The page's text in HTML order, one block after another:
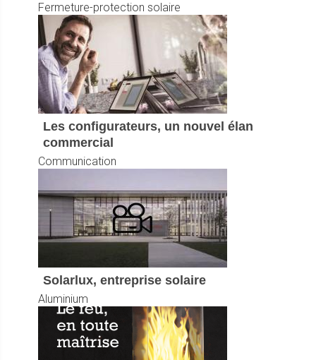
Fermeture-protection solaire
Les configurateurs, un nouvel élan
commercial
Communication
Solarlux, entreprise solaire
Aluminium